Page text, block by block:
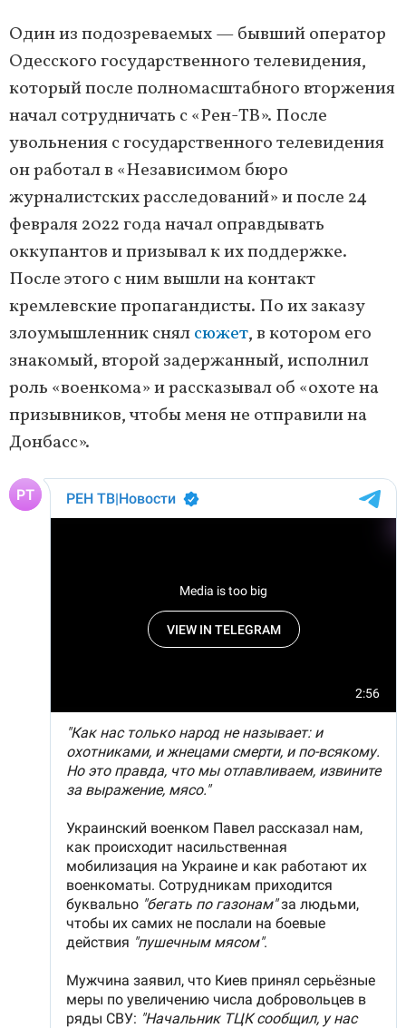
Один из подозреваемых — бывший оператор
Одесского государственного телевидения,
который после полномасштабного вторжения
начал сотрудничать с «Рен-ТВ». После
увольнения с государственного телевидения
он работал в «Независимом бюро
журналистских расследований» и после 24
февраля 2022 года начал оправдывать
оккупантов и призывал к их поддержке.
После этого с ним вышли на контакт
кремлевские пропагандисты. По их заказу
злоумышленник снялсюжет, в котором его
знакомый, второй задержанный, исполнил
роль «военкома» и рассказывал об «охоте на
призывников, чтобы меня не отправили на
Донбасс».